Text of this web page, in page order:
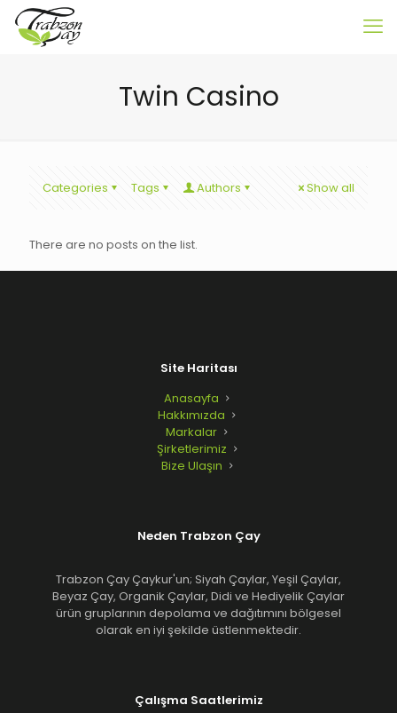
Twin Casino
Categories Tags Authors Show all
There are no posts on the list.
Site Haritası
Anasayfa
Hakkımızda
Markalar
Şirketlerimiz
Bize Ulaşın
Neden Trabzon Çay
Trabzon Çay Çaykur'un; Siyah Çaylar, Yeşil Çaylar,
Beyaz Çay, Organik Çaylar, Didi ve Hediyelik Çaylar
ürün gruplarının depolama ve dağıtımını bölgesel
olarak en iyi şekilde üstlenmektedir.
Çalışma Saatlerimiz